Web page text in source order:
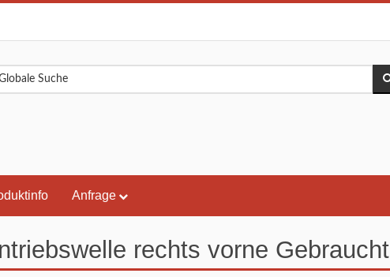
Anfrage
rechts vorne Gebraucht